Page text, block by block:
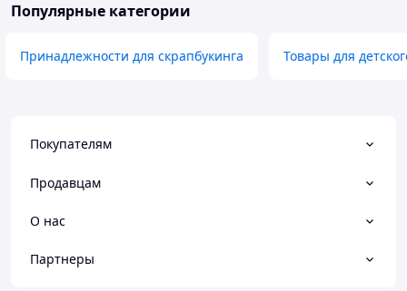
Популярные категории
Принадлежности для скрапбукинга Товары для
Покупателям
Продавцам
О нас
Партнеры